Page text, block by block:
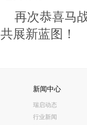
再次恭喜马
共展新蓝图！
新闻中心
瑞启动态
行业新闻